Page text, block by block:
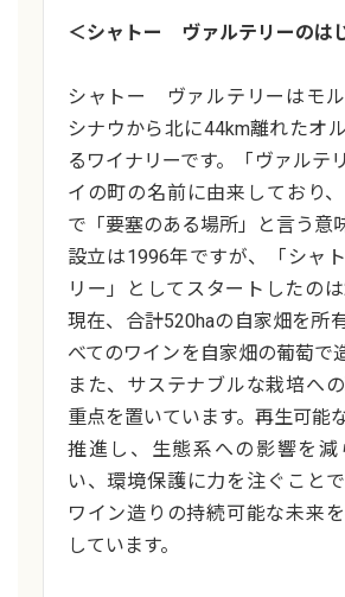
＜シャトー ヴァルテリーのは
シャトー ヴァルテリーはモ
シナウから北に44km離れたオ
るワイナリーです。「ヴァルテ
イの町の名前に由来しており
で「要塞のある場所」と言う意
設立は1996年ですが、「シャ
リー」としてスタートしたのは
現在、合計520haの自家畑を所
べてのワインを自家畑の葡萄で
また、サステナブルな栽培へ
重点を置いています。再生可能
推進し、生態系への影響を減
い、環境保護に力を注ぐこと
ワイン造りの持続可能な未来
しています。